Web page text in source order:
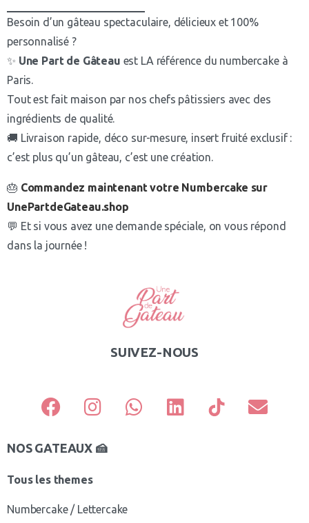
Besoin d’un gâteau spectaculaire, délicieux et 100%
personnalisé ?
✨ Une Part de Gâteau est LA référence du numbercake à
Paris.
Tout est fait maison par nos chefs pâtissiers avec des
ingrédients de qualité.
🚚 Livraison rapide, déco sur-mesure, insert fruité exclusif :
c’est plus qu’un gâteau, c’est une création.
🎂 Commandez maintenant votre Numbercake sur
UnePartdeGateau.shop
💬 Et si vous avez une demande spéciale, on vous répond
dans la journée !
SUIVEZ-NOUS
NOS GATEAUX 🍰
Tous les themes
Numbercake / Lettercake